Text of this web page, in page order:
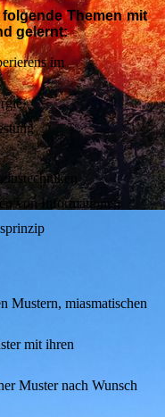
Themen mit
gelernt:
im
von Informationen
Mustern, miasmatischen
mit ihren
Muster nach Wunsch